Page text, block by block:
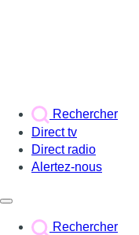
Rechercher
Direct tv
Direct radio
Alertez-nous
Rechercher